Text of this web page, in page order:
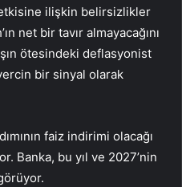
ilişkin belirsizlikler
net bir tavır almayacağını
ötesindeki deflasyonist
bir sinyal olarak
faiz indirimi olacağı
Banka, bu yıl ve 2027’nin